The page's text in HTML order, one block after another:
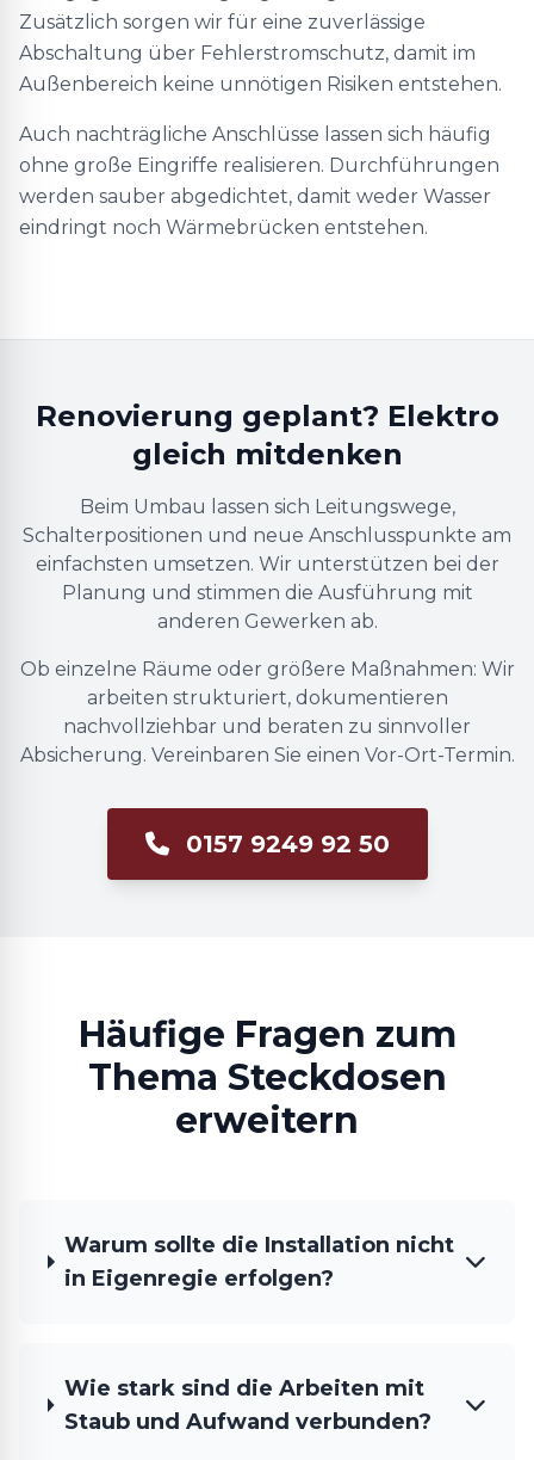
Zusätzlich sorgen wir für eine zuverlässige
Abschaltung über Fehlerstromschutz, damit im
Außenbereich keine unnötigen Risiken entstehen.
Auch nachträgliche Anschlüsse lassen sich häufig
ohne große Eingriffe realisieren. Durchführungen
werden sauber abgedichtet, damit weder Wasser
eindringt noch Wärmebrücken entstehen.
Renovierung geplant? Elektro
gleich mitdenken
Beim Umbau lassen sich Leitungswege,
Schalterpositionen und neue Anschlusspunkte am
einfachsten umsetzen. Wir unterstützen bei der
Planung und stimmen die Ausführung mit
anderen Gewerken ab.
Ob einzelne Räume oder größere Maßnahmen: Wir
arbeiten strukturiert, dokumentieren
nachvollziehbar und beraten zu sinnvoller
Absicherung. Vereinbaren Sie einen Vor-Ort-Termin.
0157 9249 92 50
Häufige Fragen zum
Thema Steckdosen
erweitern
Warum sollte die Installation nicht
in Eigenregie erfolgen?
Wie stark sind die Arbeiten mit
Staub und Aufwand verbunden?